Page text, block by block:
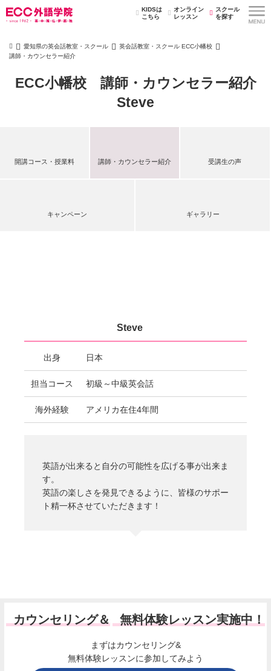
KIDSは
こちら
オンライン
レッスン
スクール
を探す
愛知県の英会話教室・スクール
英会話教室・スクール ECC小幡校
講師・カウンセラー紹介
ECC小幡校 講師・カウンセラー紹介
Steve
開講コース・授業料 講師・カウンセラー紹介 受講生の声
キャンペーン ギャラリー
Steve
出身 日本
担当コース 初級～中級英会話
海外経験 アメリカ在住4年間
英語が出来ると自分の可能性を広げる事が出来ま
す。
英語の楽しさを発見できるように、皆様のサポー
ト精一杯させていただきます！
カウンセリング＆ 無料体験レッスン実施中！
まずはカウンセリング&
無料体験レッスンに参加してみよう